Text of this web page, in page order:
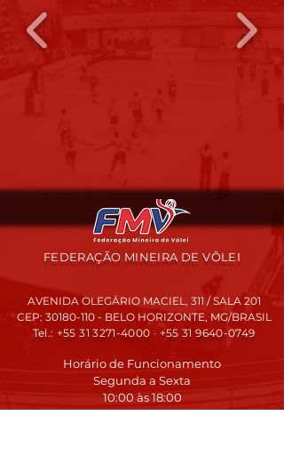
FEDERAÇÃO MINEIRA DE VÔLEI
AVENIDA OLEGÁRIO MACIEL, 311 / SALA 201
CEP: 30180-110- BELO HORIZONTE, MG/BRASIL
Tel.: +55 31 3271-4000 · +55 31 9640-0749
Horário de Funcionamento
Segunda a Sexta
10:00 às 18:00